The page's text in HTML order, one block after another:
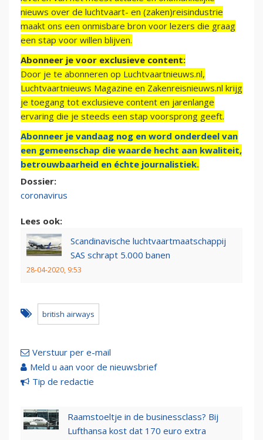
nieuws over de luchtvaart- en (zaken)reisindustrie
maakt ons een onmisbare bron voor lezers die graag
een stap voor willen blijven.
Abonneer je voor exclusieve content:
Door je te abonneren op Luchtvaartnieuws.nl,
Luchtvaartnieuws Magazine en Zakenreisnieuws.nl krijg
je toegang tot exclusieve content en jarenlange
ervaring die je steeds een stap voorsprong geeft.
Abonneer je vandaag nog en word onderdeel van
een gemeenschap die waarde hecht aan kwaliteit,
betrouwbaarheid en échte journalistiek.
Dossier:
coronavirus
Lees ook:
Scandinavische luchtvaartmaatschappij
SAS schrapt 5.000 banen
28-04-2020, 9:53
british airways
Verstuur per e-mail
Meld u aan voor de nieuwsbrief
Tip de redactie
Raamstoeltje in de businessclass? Bij
Lufthansa kost dat 170 euro extra